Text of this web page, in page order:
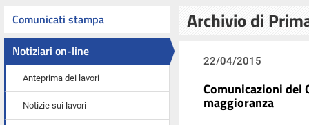
Comunicati stampa
Notiziari on-line
Anteprima dei lavori
Notizie sui lavori
Archivio di
22/04/2015
Comunicazioni del
maggioranza